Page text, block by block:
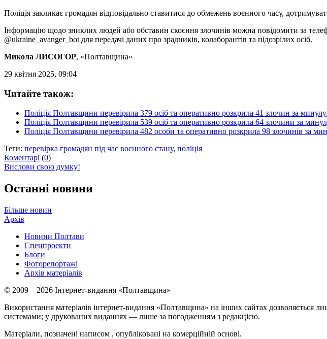
Поліція закликає громадян відповідально ставитися до обмежень воєнного часу,
Інформацію щодо зниклих людей або обставин скоєння злочинів можна повідомити за
@ukraine_avanger_bot для передачі даних про зрадників, колаборантів та підозрілих осіб.
Микола ЛИСОГОР, «Полтавщина»
29 квітня 2025, 09:04
Читайте також:
Поліція Полтавщини перевірила 379 осіб та оперативно розкрила 41 злочин за
Поліція Полтавщини перевірила 539 осіб та оперативно розкрила 64 злочини за
Поліція Полтавщини перевірила 482 особи та оперативно розкрила 98 злочинів за
Теги: перевірка громадян під час воєнного стану, поліція
Коментарі (0)
Вислови свою думку!
Останні новини
Більше новин
Архів
Новини Полтави
Спецпроекти
Блоги
Фоторепортажі
Архів матеріалів
© 2009 – 2026 Інтернет-видання «Полтавщина»
Використання матеріалів інтернет-видання «Полтавщина» на інших сайтах дозволяється
системами; у друкованих виданнях — лише за погодженням з редакцією.
Матеріали, позначені написом , опубліковані на комерційній основі.